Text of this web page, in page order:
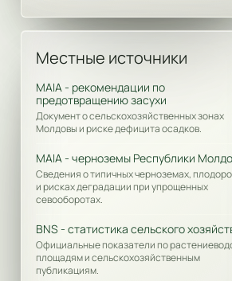
Местные источники
MAIA - рекомендации по
предотвращению засухи
Документ о сельскохозяйственных зонах
Молдовы и риске дефицита осадков.
MAIA - черноземы Республики
Сведения о типичных черноземах,
и рисках деградации при упрощенных
севооборотах.
BNS - статистика сельского
Официальные показатели по
площадям и сельскохозяйственным
публикациям.